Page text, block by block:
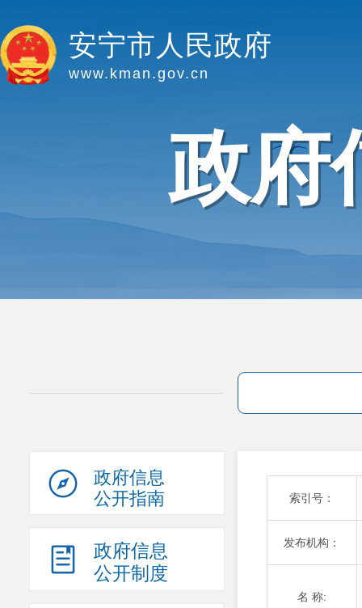
安宁市人民政府
www.kman.gov.cn
政府
政府信息
公开指南
政府信息
公开制度
索引号：
发布机构：
名 称: